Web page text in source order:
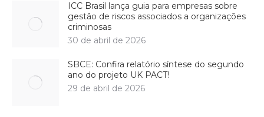
ICC Brasil lança guia para empresas sobre
gestão de riscos associados a organizações
criminosas
30 de abril de 2026
SBCE: Confira relatório síntese do segundo
ano do projeto UK PACT!
29 de abril de 2026